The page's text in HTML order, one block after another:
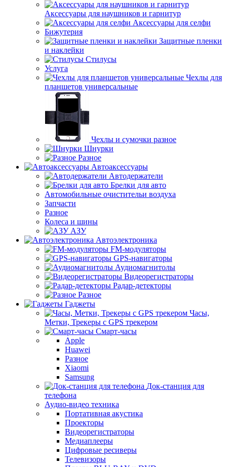
Аксессуары для наушников и гарнитур
Аксессуары для селфи
Бижутерия
Защитные пленки
и наклейки
Стилусы
Услуга
Чехлы для
планшетов универсальные
Чехлы и сумочки разное
Шнурки
Разное
Автоаксессуары
Автодержатели
Брелки для авто
Автомобильные очистительи воздуха
Запчасти
Разное
Колеса и шины
АЗУ
Автоэлектроника
FM-модуляторы
GPS-навигаторы
Аудиомагнитолы
Видеорегистраторы
Радар-детекторы
Разное
Гаджеты
Часы,
Метки, Трекеры с GPS трекером
Смарт-часы
Apple
Huawei
Разное
Xiaomi
Samsung
Док-станция для
телефона
Аудио-видео техника
Портативная акустика
Проекторы
Видеорегистраторы
Медиаплееры
Цифровые ресиверы
Телевизоры